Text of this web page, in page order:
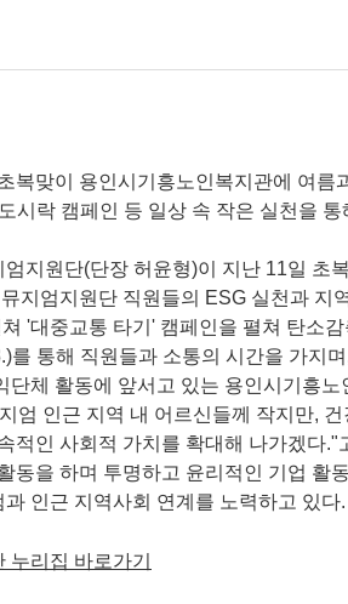
복맞이 용인시기흥노인복지관에 여름
시락 캠페인 등 일상 속 작은 실천을
지원단(단장 허윤형)이 지난 11일 초
지엄지원단 직원들의 ESG 실천과 지
'대중교통 타기' 캠페인을 펼쳐 탄소
를 통해 직원들과 소통의 시간을 가지
단체 활동에 앞서고 있는 용인시기흥
엄 인근 지역 내 어르신들께 작지만,
적인 사회적 가치를 확대해 나가겠다
동을 하며 투명하고 윤리적인 기업 활
인근 지역사회 연계를 노력하고 있다.
누리집 바로가기